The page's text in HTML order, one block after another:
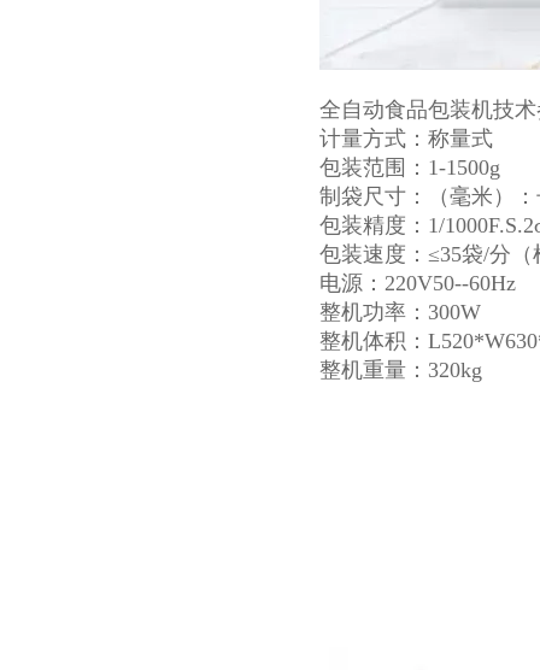
全自动食品包装机技
计量方式：称量式
包装范围：1-1500g
制袋尺寸：（毫米）
包装精度：1/
包装速度：≤35袋/分
电源：220V50--60Hz
整机功率：300W
整机体积：
整机重量：320kg